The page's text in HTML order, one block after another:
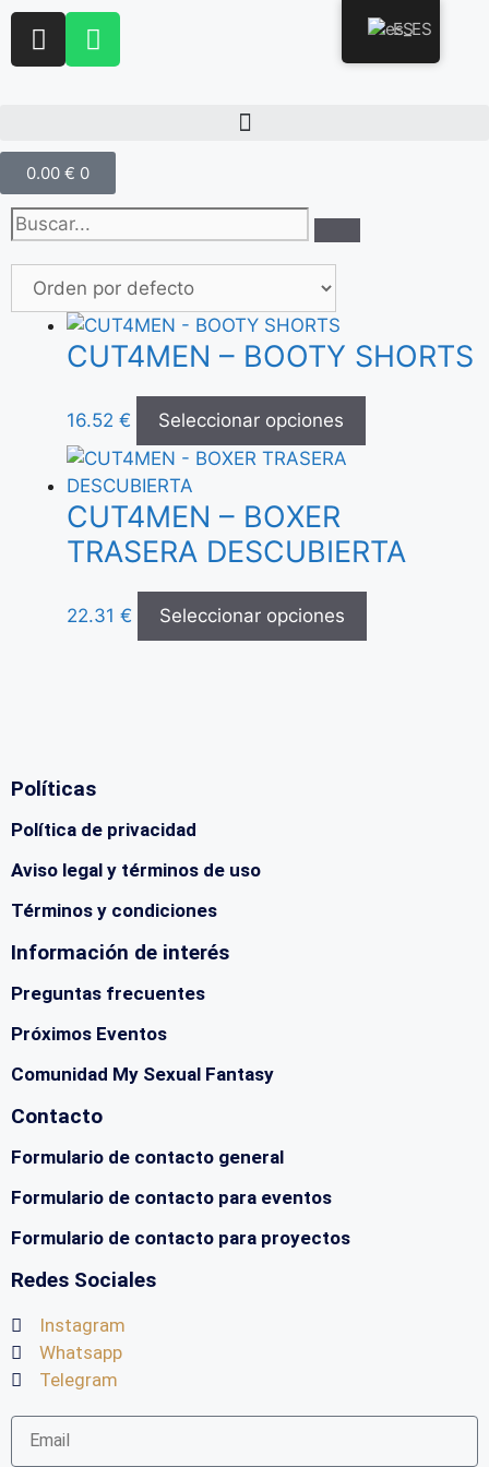
0.00 € 0
CUT4MEN – BOOTY SHORTS
16.52 € Seleccionar opciones
CUT4MEN – BOXER
TRASERA DESCUBIERTA
22.31 € Seleccionar opciones
Políticas
Política de privacidad
Aviso legal y términos de uso
Términos y condiciones
Información de interés
Preguntas frecuentes
Próximos Eventos
Comunidad My Sexual Fantasy
Contacto
Formulario de contacto general
Formulario de contacto para eventos
Formulario de contacto para proyectos
Redes Sociales
Instagram
Whatsapp
Telegram
ES